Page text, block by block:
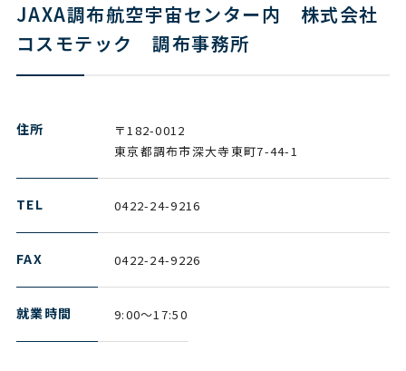
JAXA調布航空宇宙センター内 株式会社
コスモテック 調布事務所
住所
〒182-0012
東京都調布市深大寺東町7-44-1
TEL 0422-24-9216
FAX 0422-24-9226
就業時間 9:00～17:50